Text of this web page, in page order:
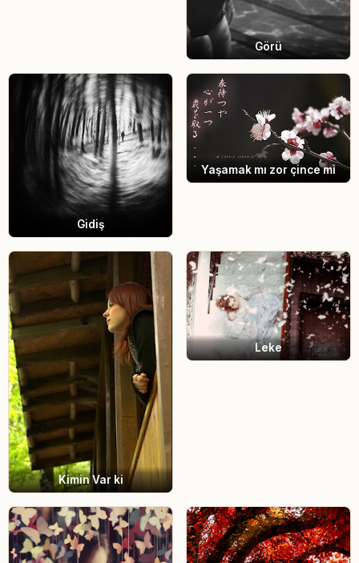
Görü
Gidiş
Yaşamak mı zor çince mi
Kimin Var ki
Leke